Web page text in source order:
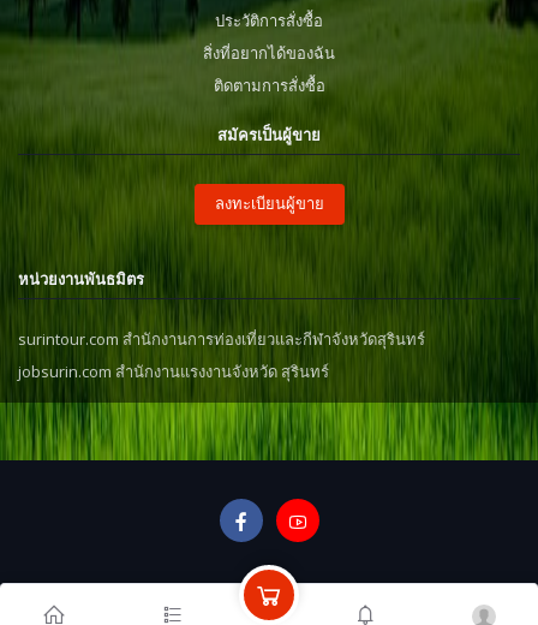
ประวัติการสั่งซื้อ
สิ่งที่อยากได้ของฉัน
ติดตามการสั่งซื้อ
สมัครเป็นผู้ขาย
ลงทะเบียนผู้ขาย
หน่วยงานพันธมิตร
surintour.com สำนักงานการท่องเที่ยวและกีฬาจังหวัดสุรินทร์
jobsurin.com สำนักงานแรงงานจังหวัด สุรินทร์